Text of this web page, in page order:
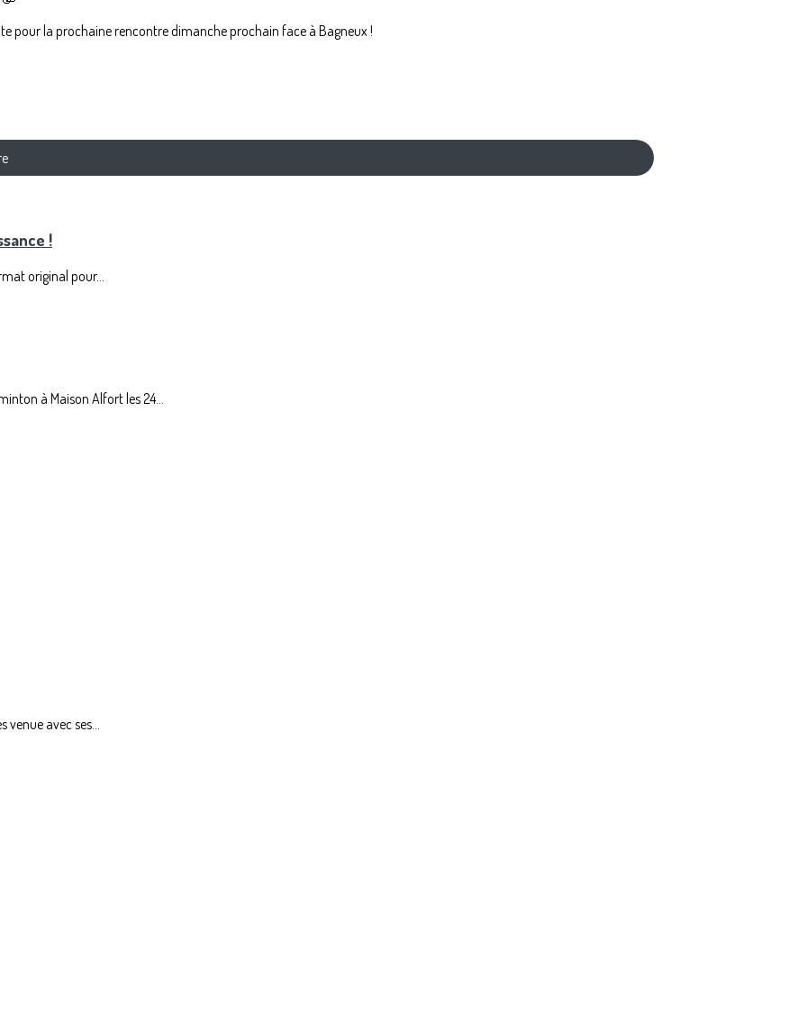
pour la prochaine rencontre dimanche prochain face à Bagneux !
!
original pour...
à Maison Alfort les 24...
avec ses...